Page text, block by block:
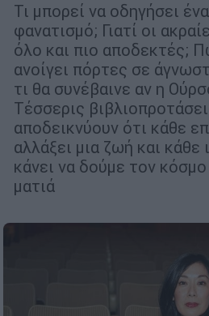
Τι μπορεί να οδηγήσει
φανατισμό; Γιατί οι
όλο και πιο αποδεκτές;
ανοίγει πόρτες σε
τι θα συνέβαινε αν η
Τέσσερις
αποδεικνύουν ότι κάθε
αλλάξει μια ζωή και κάθε
κάνει να δούμε τον
ματιά